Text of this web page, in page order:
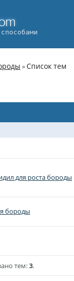
»Список тем
для роста бороды
бороды
тем:3.